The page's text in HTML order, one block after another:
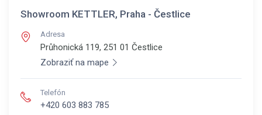
Showroom KETTLER, Praha - Čestlice
Adresa
Průhonická 119, 251 01 Čestlice
Zobraziť na mape
Telefón
+420 603 883 785